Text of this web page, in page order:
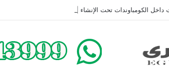
داخل الكومباوندات تحت الإنشاء | أهم البنود التي تحمي